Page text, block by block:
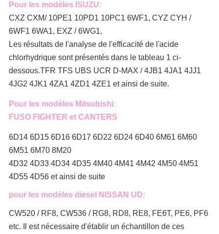
Pour les modèles ISUZU:
CXZ CXM/ 10PE1 10PD1 10PC1 6WF1, CYZ CYH /
6WF1 6WA1, EXZ / 6WG1,
Les résultats de l'analyse de l'efficacité de l'acide
chlorhydrique sont présentés dans le tableau 1 ci-
dessous.TFR TFS UBS UCR D-MAX / 4JB1 4JA1 4JJ1
4JG2 4JK1 4ZA1 4ZD1 4ZE1 et ainsi de suite.
Pour les modèles Mitsubishi:
FUSO FIGHTER et CANTERS
6D14 6D15 6D16 6D17 6D22 6D24 6D40 6M61 6M60
6M51 6M70 8M20
4D32 4D33 4D34 4D35 4M40 4M41 4M42 4M50 4M51
4D55 4D56 et ainsi de suite
pour les modèles diesel NISSAN UD:
CW520 / RF8, CW536 / RG8, RD8, RE8, FE6T, PE6, PF6
etc. Il est nécessaire d'établir un échantillon de ces